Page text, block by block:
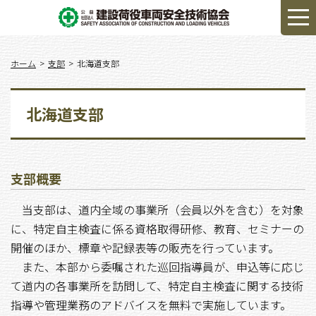
ホーム 支部 北海道支部
北海道支部
支部概要
当支部は、道内全域の事業所（会員以外を含む）を対象
に、特定自主検査に係る資格取得研修、教育、セミナーの
開催のほか、標章や記録表等の販売を行っています。
また、本部から委嘱された巡回指導員が、申込等に応じ
て道内の各事業所を訪問して、特定自主検査に関する技術
指導や管理業務のアドバイスを無料で実施しています。